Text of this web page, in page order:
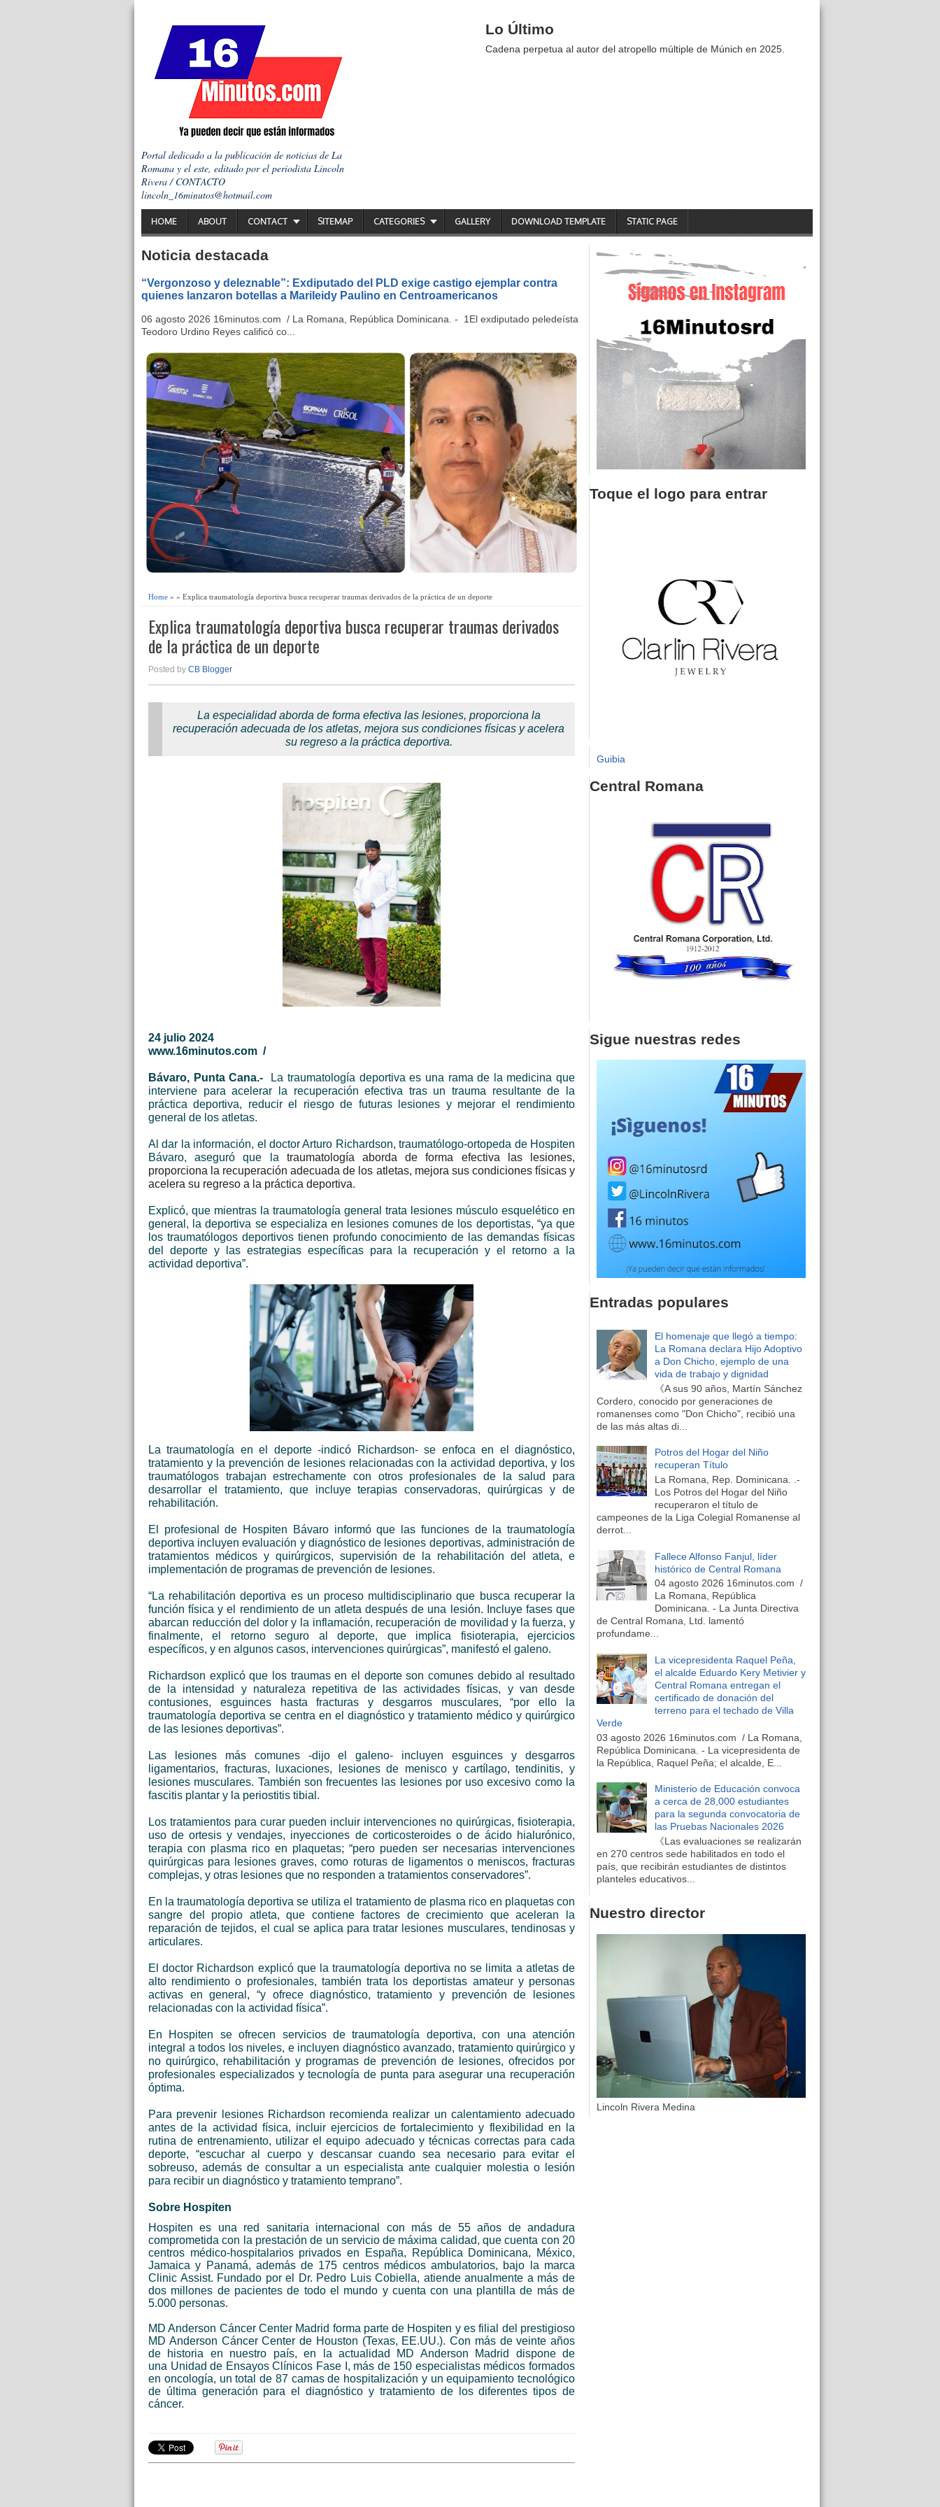
Portal dedicado a la publicación de noticias de La
Romana y el este, editado por el periodista Lincoln
Rivera / CONTACTO
lincoln_16minutos@hotmail.com
Lo Último
Cadena perpetua al autor del atropello múltiple de Múnich en 2025.
HOME ABOUT CONTACT SITEMAP CATEGORIES GALLERY DOWNLOAD TEMPLATE STATIC PAGE
Noticia destacada
“Vergonzoso y deleznable”: Exdiputado del PLD exige castigo ejemplar contra
quienes lanzaron botellas a Marileidy Paulino en Centroamericanos
06 agosto 2026 16minutos.com / La Romana, República Dominicana. - 1El exdiputado peledeísta
Teodoro Urdino Reyes calificó co...
Home » » Explica traumatología deportiva busca recuperar traumas derivados de la práctica de un deporte
Explica traumatología deportiva busca recuperar traumas derivados
de la práctica de un deporte
Posted by CB Blogger
La especialidad aborda de forma efectiva las lesiones, proporciona la
recuperación adecuada de los atletas, mejora sus condiciones físicas y acelera
su regreso a la práctica deportiva.
24 julio 2024
www.16minutos.com /
Bávaro, Punta Cana.-
La traumatología deportiva es una rama de la medicina que
interviene para acelerar la recuperación efectiva tras un trauma resultante de la
práctica deportiva, reducir el riesgo de futuras lesiones y mejorar el rendimiento
general de los atletas.
Al dar la información, el doctor Arturo Richardson, traumatólogo-ortopeda de Hospiten
Bávaro, aseguró que la traumatología aborda de forma efectiva las lesiones,
proporciona la recuperación adecuada de los atletas, mejora sus condiciones físicas y
acelera su regreso a la práctica deportiva.
Explicó, que mientras la traumatología general trata lesiones músculo esquelético en
general, la deportiva se especializa en lesiones comunes de los deportistas, “ya que
los traumatólogos deportivos tienen profundo conocimiento de las demandas físicas
del deporte y las estrategias específicas para la recuperación y el retorno a la
actividad deportiva”.
La traumatología en el deporte -indicó Richardson- se enfoca en el diagnóstico,
tratamiento y la prevención de lesiones relacionadas con la actividad deportiva, y los
traumatólogos trabajan estrechamente con otros profesionales de la salud para
desarrollar el tratamiento, que incluye terapias conservadoras, quirúrgicas y de
rehabilitación.
El profesional de Hospiten Bávaro informó que las funciones de la traumatología
deportiva incluyen evaluación y diagnóstico de lesiones deportivas, administración de
tratamientos médicos y quirúrgicos, supervisión de la rehabilitación del atleta, e
implementación de programas de prevención de lesiones.
“La rehabilitación deportiva es un proceso multidisciplinario que busca recuperar la
función física y el rendimiento de un atleta después de una lesión. Incluye fases que
abarcan reducción del dolor y la inflamación, recuperación de movilidad y la fuerza, y
finalmente, el retorno seguro al deporte, que implica fisioterapia, ejercicios
específicos, y en algunos casos, intervenciones quirúrgicas”, manifestó el galeno.
Richardson explicó que los traumas en el deporte son comunes debido al resultado
de la intensidad y naturaleza repetitiva de las actividades físicas, y van desde
contusiones, esguinces hasta fracturas y desgarros musculares, “por ello la
traumatología deportiva se centra en el diagnóstico y tratamiento médico y quirúrgico
de las lesiones deportivas”.
Las lesiones más comunes -dijo el galeno- incluyen esguinces y desgarros
ligamentarios, fracturas, luxaciones, lesiones de menisco y cartílago, tendinitis, y
lesiones musculares. También son frecuentes las lesiones por uso excesivo como la
fascitis plantar y la periostitis tibial.
Los tratamientos para curar pueden incluir intervenciones no quirúrgicas, fisioterapia,
uso de ortesis y vendajes, inyecciones de corticosteroides o de ácido hialurónico,
terapia con plasma rico en plaquetas; “pero pueden ser necesarias intervenciones
quirúrgicas para lesiones graves, como roturas de ligamentos o meniscos, fracturas
complejas, y otras lesiones que no responden a tratamientos conservadores”.
En la traumatología deportiva se utiliza el tratamiento de plasma rico en plaquetas con
sangre del propio atleta, que contiene factores de crecimiento que aceleran la
reparación de tejidos, el cual se aplica para tratar lesiones musculares, tendinosas y
articulares.
El doctor Richardson explicó que la traumatología deportiva no se limita a atletas de
alto rendimiento o profesionales, también trata los deportistas amateur y personas
activas en general, “y ofrece diagnóstico, tratamiento y prevención de lesiones
relacionadas con la actividad física”.
En Hospiten se ofrecen servicios de traumatología deportiva, con una atención
integral a todos los niveles, e incluyen diagnóstico avanzado, tratamiento quirúrgico y
no quirúrgico, rehabilitación y programas de prevención de lesiones, ofrecidos por
profesionales especializados y tecnología de punta para asegurar una recuperación
óptima.
Para prevenir lesiones Richardson recomienda realizar un calentamiento adecuado
antes de la actividad física, incluir ejercicios de fortalecimiento y flexibilidad en la
rutina de entrenamiento, utilizar el equipo adecuado y técnicas correctas para cada
deporte, “escuchar al cuerpo y descansar cuando sea necesario para evitar el
sobreuso, además de consultar a un especialista ante cualquier molestia o lesión
para recibir un diagnóstico y tratamiento temprano”.
Sobre Hospiten
Hospiten es una red sanitaria internacional con más de 55 años de andadura
comprometida con la prestación de un servicio de máxima calidad, que cuenta con 20
centros médico-hospitalarios privados en España, República Dominicana, México,
Jamaica y Panamá, además de 175 centros médicos ambulatorios, bajo la marca
Clinic Assist. Fundado por el Dr. Pedro Luis Cobiella, atiende anualmente a más de
dos millones de pacientes de todo el mundo y cuenta con una plantilla de más de
5.000 personas.
MD Anderson Cáncer Center Madrid forma parte de Hospiten y es filial del prestigioso
MD Anderson Cáncer Center de Houston (Texas, EE.UU.). Con más de veinte años
de historia en nuestro país, en la actualidad MD Anderson Madrid dispone de
una Unidad de Ensayos Clínicos Fase I , más de 150 especialistas médicos formados
en oncología, un total de 87 camas de hospitalización y un equipamiento tecnológico
de última generación para el diagnóstico y tratamiento de los diferentes tipos de
cáncer.
Toque el logo para entrar
Guibia
Central Romana
Sigue nuestras redes
Entradas populares
El homenaje que llegó a tiempo:
La Romana declara Hijo Adoptivo
a Don Chicho, ejemplo de una
vida de trabajo y dignidad
《A sus 90 años, Martín Sánchez
Cordero, conocido por generaciones de
romanenses como "Don Chicho", recibió una
de las más altas di...
Potros del Hogar del Niño
recuperan Título
La Romana, Rep. Dominicana. .-
Los Potros del Hogar del Niño
recuperaron el título de
campeones de la Liga Colegial Romanense al
derrot...
Fallece Alfonso Fanjul, líder
histórico de Central Romana
04 agosto 2026 16minutos.com /
La Romana, República
Dominicana. - La Junta Directiva
de Central Romana, Ltd. lamentó
profundame...
La vicepresidenta Raquel Peña,
el alcalde Eduardo Kery Metivier y
Central Romana entregan el
certificado de donación del
terreno para el techado de Villa
Verde
03 agosto 2026 16minutos.com / La Romana,
República Dominicana. - La vicepresidenta de
la República, Raquel Peña; el alcalde, E...
Ministerio de Educación convoca
a cerca de 28,000 estudiantes
para la segunda convocatoria de
las Pruebas Nacionales 2026
《Las evaluaciones se realizarán
en 270 centros sede habilitados en todo el
país, que recibirán estudiantes de distintos
planteles educativos...
Nuestro director
Lincoln Rivera Medina